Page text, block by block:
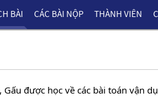
BÀI CÁC BÀI NỘP THÀNH VIÊN
được học về các bài toán vận